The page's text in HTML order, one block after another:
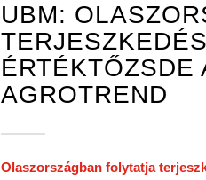
UBM:
ÉRTÉKTŐZSDE
AGROTREND
Olaszországban folytatja